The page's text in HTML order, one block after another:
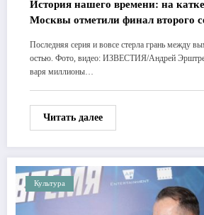
История нашего времени: на
Москвы отметили финал второго
Последняя серия и вовсе стерла грань между
остью. Фото, видео: ИЗВЕСТИЯ/Андрей
варя миллионы…
Читать далее
Культура